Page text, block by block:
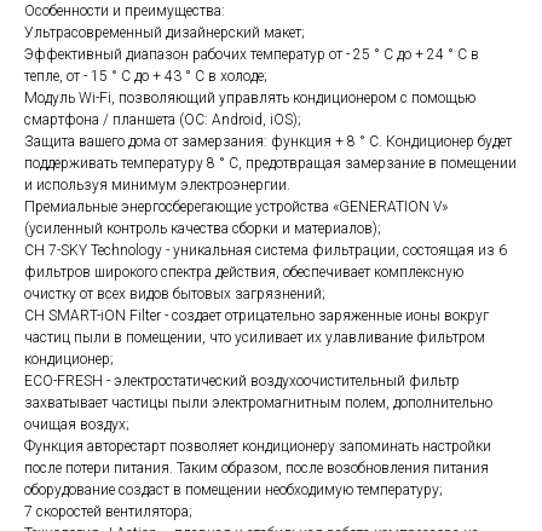
Особенности и преимущества:
Ультрасовременный дизайнерский макет;
Эффективный диапазон рабочих температур от - 25 ° С до + 24 ° С в
тепле, от - 15 ° С до + 43 ° С в холоде;
Модуль Wi-Fi, позволяющий управлять кондиционером с помощью
смартфона / планшета (ОС: Android, iOS);
Защита вашего дома от замерзания: функция + 8 ° C. Кондиционер будет
поддерживать температуру 8 ° C, предотвращая замерзание в помещении
и используя минимум электроэнергии.
Премиальные энергосберегающие устройства «GENERATION V»
(усиленный контроль качества сборки и материалов);
CH 7-SKY Technology - уникальная система фильтрации, состоящая из 6
фильтров широкого спектра действия, обеспечивает комплексную
очистку от всех видов бытовых загрязнений;
CH SMART-iON Filter - создает отрицательно заряженные ионы вокруг
частиц пыли в помещении, что усиливает их улавливание фильтром
кондиционер;
ECO-FRESH - электростатический воздухоочистительный фильтр
захватывает частицы пыли электромагнитным полем, дополнительно
очищая воздух;
Функция авторестарт позволяет кондиционеру запоминать настройки
после потери питания. Таким образом, после возобновления питания
оборудование создаст в помещении необходимую температуру;
7 скоростей вентилятора;